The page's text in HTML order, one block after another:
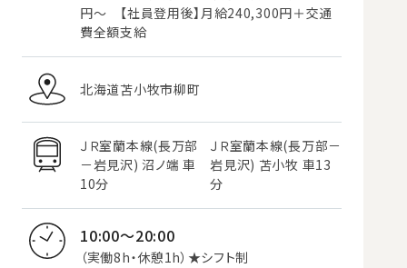
円～ 【社員登用後】月給240,300円＋交通
費全額支給
北海道苫小牧市柳町
ＪＲ室蘭本線(長万部
－岩見沢) 沼ノ端 車
10分
ＪＲ室蘭本線(長万部－
岩見沢) 苫小牧 車13
分
10:00～20:00
（実働8h・休憩1h）★シフト制